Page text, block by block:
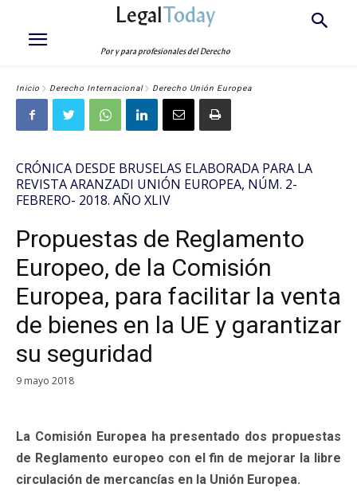
LegalToday
Por y para profesionales del Derecho
Inicio Derecho Internacional Derecho Unión Europea
CRÓNICA DESDE BRUSELAS ELABORADA PARA LA
REVISTA ARANZADI UNIÓN EUROPEA, NÚM. 2-
FEBRERO- 2018. AÑO XLIV
Propuestas de Reglamento
Europeo, de la Comisión
Europea, para facilitar la venta
de bienes en la UE y garantizar
su seguridad
9 mayo 2018
La Comisión Europea ha presentado dos propuestas
de Reglamento europeo con el fin de mejorar la libre
circulación de mercancías en la Unión Europea.